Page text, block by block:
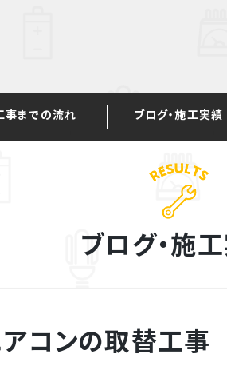
事までの流れ ブログ・施工実績
ブログ・施
アコンの取替工事